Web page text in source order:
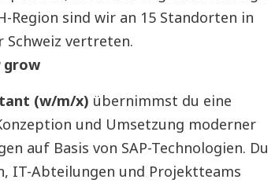
Region sind wir an 15 Standorten in
Schweiz vertreten.
grow
(w/m/x) übernimmst du eine
und Umsetzung moderner
auf Basis von SAP-Technologien. Du
IT-Abteilungen und Projektteams